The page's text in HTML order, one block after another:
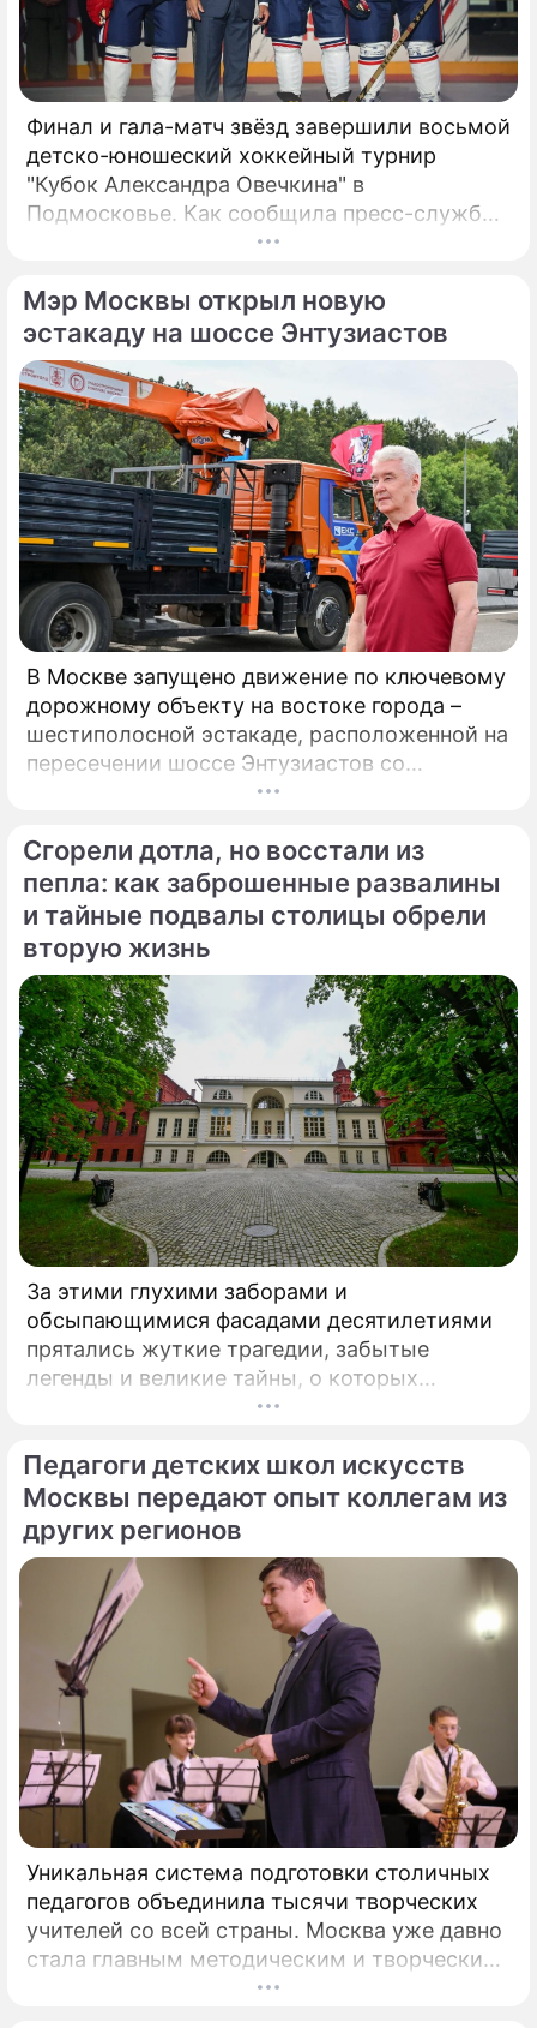
Финал и гала-матч звёзд завершили восьмой
детско-юношеский хоккейный турнир
"Кубок Александра Овечкина" в
Подмосковье. Как сообщила пресс-служба
регионального правительства, губернатор
сделал символическое сбрасывание шайбы
на «Арене Мытищи».
Мэр Москвы открыл новую
эстакаду на шоссе Энтузиастов
В Москве запущено движение по ключевому
дорожному объекту на востоке города –
шестиполосной эстакаде, расположенной на
пересечении шоссе Энтузиастов со
Свободным проспектом и Большим
открытия принял участие мэр Москвы
Сергей Собянин, который подчеркнул
стратегическую важность новой развязки
для разгрузки одного из самых проблемных
участков магистрали.
Сгорели дотла, но восстали из
пепла: как заброшенные развалины
и тайные подвалы столицы обрели
вторую жизнь
За этими глухими заборами и
обсыпающимися фасадами десятилетиями
прятались жуткие трагедии, забытые
легенды и великие тайны, о которых
миллионы прохожих даже не догадывались.
Педагоги детских школ искусств
Москвы передают опыт коллегам из
других регионов
Уникальная система подготовки столичных
педагогов объединила тысячи творческих
учителей со всей страны. Москва уже давно
стала главным методическим и творческим
центром России, где рождаются самые